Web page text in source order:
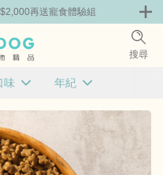
再送寵食體驗組
搜尋
主打品牌
確定
味
羊肉
魚類
年紀
成犬
全齡犬